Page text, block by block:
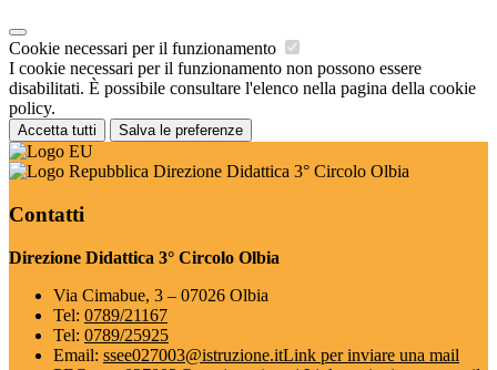
Cookie necessari per il funzionamento
I cookie necessari per il funzionamento non possono essere
disabilitati. È possibile consultare l'elenco nella pagina della cookie
policy.
Accetta tutti Salva le preferenze
Direzione Didattica 3° Circolo Olbia
Contatti
Direzione Didattica 3° Circolo Olbia
Via Cimabue, 3 – 07026 Olbia
Tel: 0789/21167
Tel: 0789/25925
Email: ssee027003@istruzione.itLink per inviare una mail